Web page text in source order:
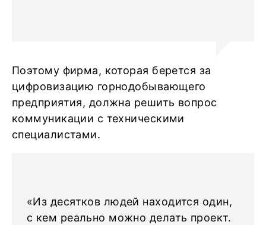
Поэтому фирма, которая берется за
цифровизацию горнодобывающего
предприятия, должна решить вопрос
коммуникации с техническими
специалистами.
«Из десятков людей находится один,
с кем реально можно делать проект.